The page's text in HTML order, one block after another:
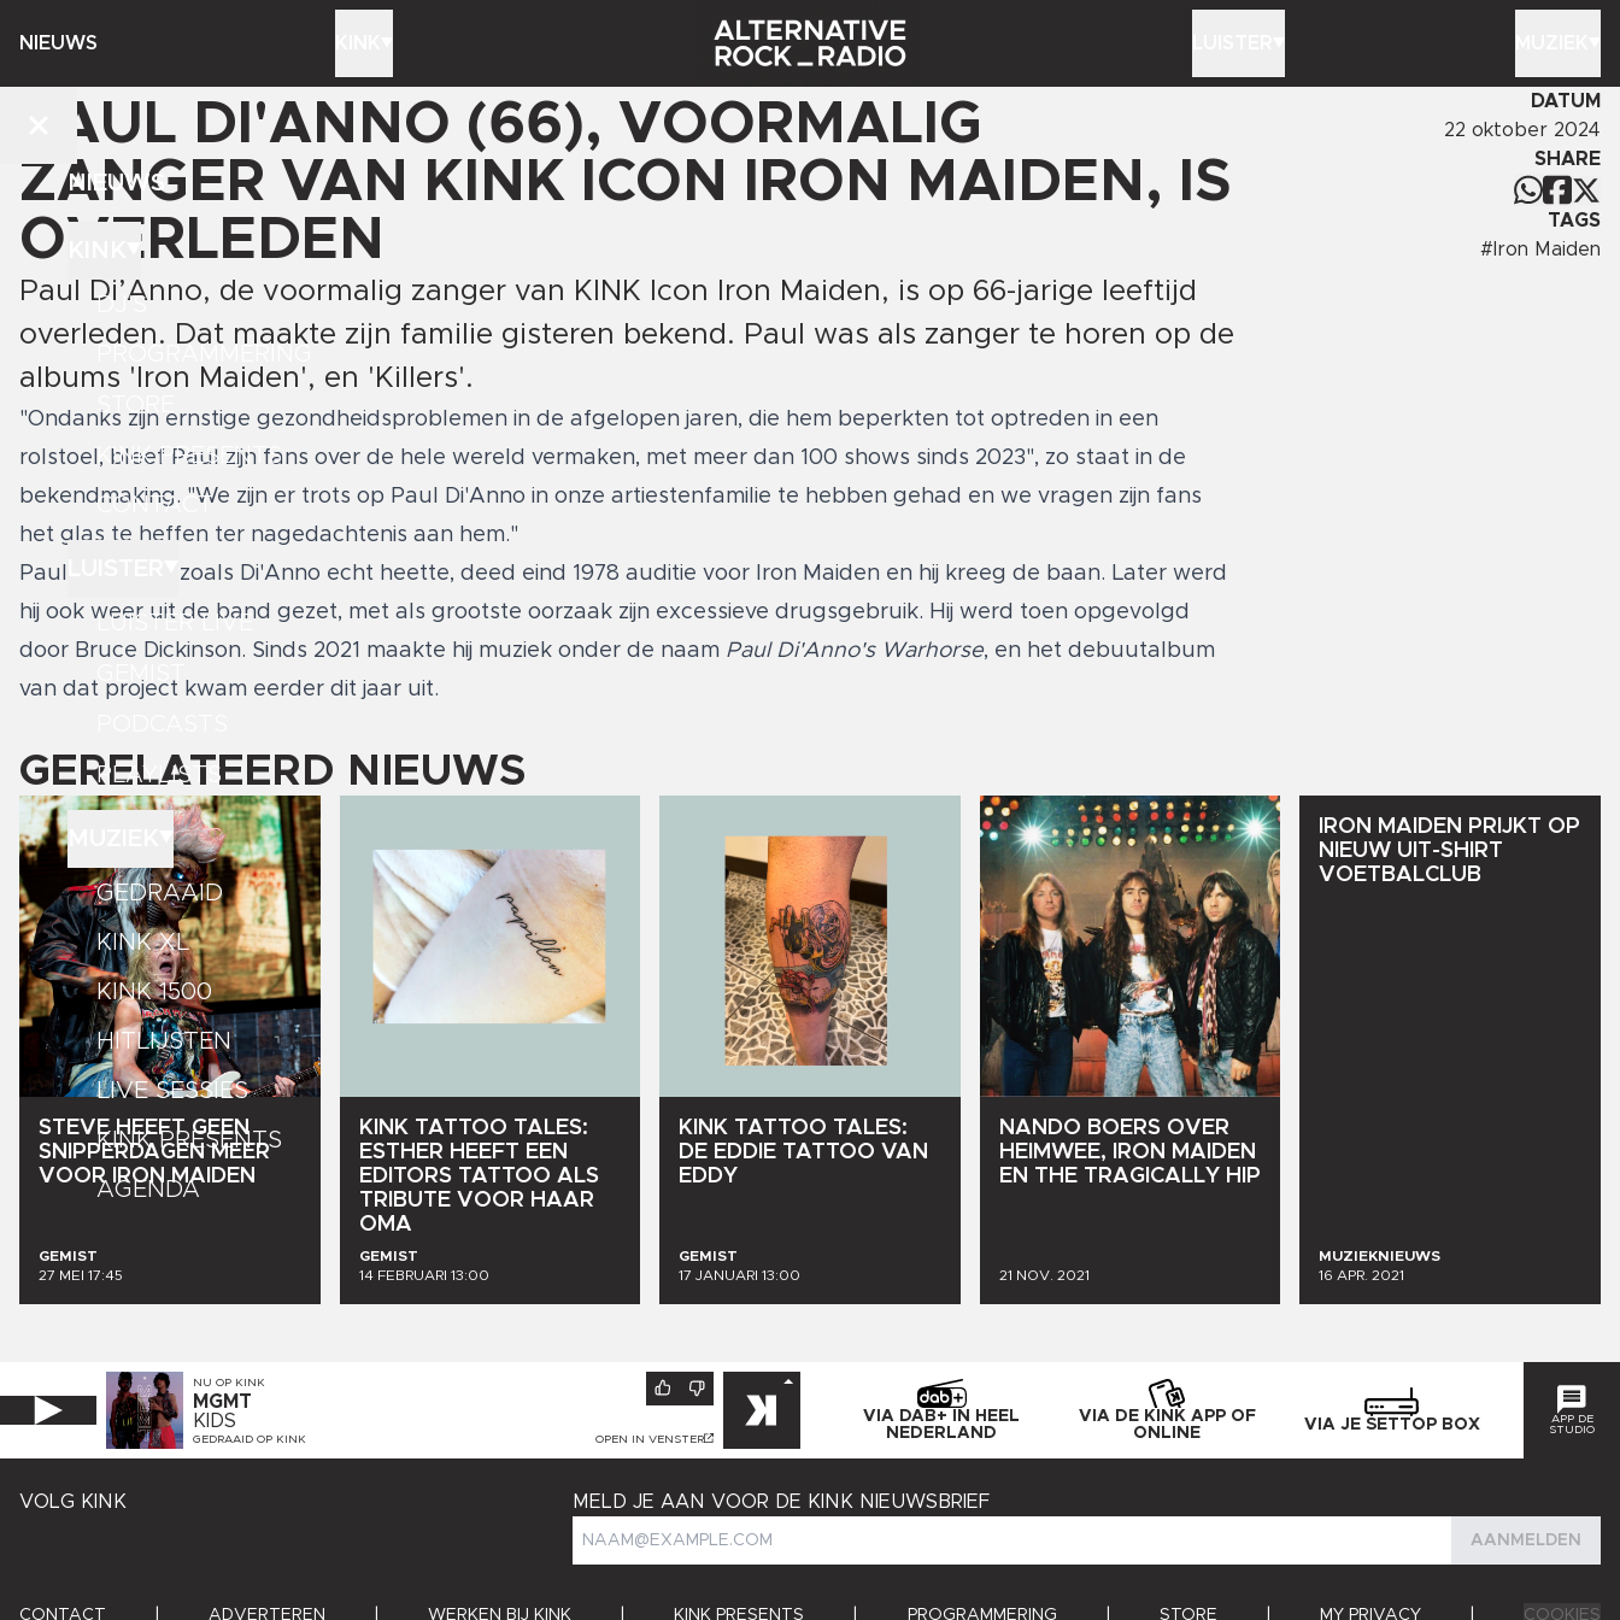
NIEUWS
NIEUWS
DJ'S
STORE
KINK PRESENTS
CONTACT
LUISTER LIVE
PLAYLISTS
GEDRAAID
KINK XL
KINK 1500
HITLIJSTEN
LIVE SESSIES
KINK PRESENTS
AGENDA
PAUL DI'ANNO (66), VOORMALIG
ZANGER VAN KINK ICON IRON MAIDEN, IS
OVERLEDEN
Paul Di’Anno, de voormalig zanger van KINK Icon Iron Maiden, is op 66-jarige leeftijd
overleden. Dat maakte zijn familie gisteren bekend. Paul was als zanger te horen op de
albums 'Iron Maiden', en 'Killers'.
"Ondanks zijn ernstige gezondheidsproblemen in de afgelopen jaren, die hem beperkten tot optreden in een
rolstoel, bleef Paul zijn fans over de hele wereld vermaken, met meer dan 100 shows sinds 2023", zo staat in de
bekendmaking. "We zijn er trots op Paul Di'Anno in onze artiestenfamilie te hebben gehad en we vragen zijn fans
het glas te heffen ter nagedachtenis aan hem."
Paul Andrews, zoals Di'Anno echt heette, deed eind 1978 auditie voor Iron Maiden en hij kreeg de baan. Later werd
hij ook weer uit de band gezet, met als grootste oorzaak zijn excessieve drugsgebruik. Hij werd toen opgevolgd
door Bruce Dickinson. Sinds 2021 maakte hij muziek onder de naam Paul Di'Anno's Warhorse, en het debuutalbum
van dat project kwam eerder dit jaar uit.
DATUM
22 oktober 2024
SHARE
TAGS
# Iron Maiden
GERELATEERD NIEUWS
STEVE HEEFT GEEN
SNIPPERDAGEN MEER
VOOR
IRON MAIDEN
GEMIST
27 MEI 17:45
KINK TATTOO TALES:
ESTHER HEEFT EEN
EDITORS TATTOO ALS
TRIBUTE VOOR HAAR
OMA
GEMIST
14 FEBRUARI 13:00
KINK TATTOO TALES:
DE EDDIE TATTOO VAN
EDDY
GEMIST
17 JANUARI 13:00
NANDO BOERS OVER
HEIMWEE,
IRON
MAIDEN
EN THE TRAGICALLY HIP
21 NOV. 2021
IRON MAIDEN PRIJKT OP
NIEUW UIT-SHIRT
VOETBALCLUB
MUZIEKNIEUWS
16 APR. 2021
NU OP KINK
MGMT
KIDS
GEDRAAID OP KINK OPEN IN VENSTER
VIA DAB+ IN HEEL
NEDERLAND
VIA DE KINK APP OF
ONLINE
VIA JE SETTOP BOX
APP DE
STUDIO
VOLG KINK MELD JE AAN VOOR DE KINK NIEUWSBRIEF
AANMELDEN
CONTACT ADVERTEREN WERKEN BIJ KINK KINK PRESENTS PROGRAMMERING STORE MY PRIVACY COOKIES